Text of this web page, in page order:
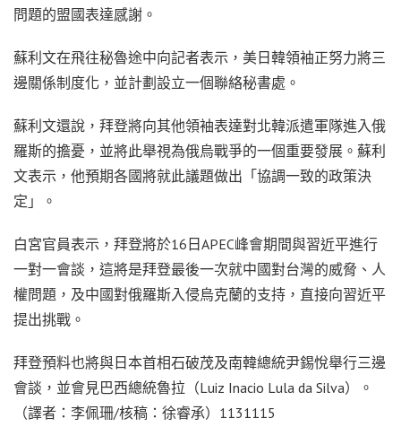
問題的盟國表達感謝。
蘇利文在飛往秘魯途中向記者表示，美日韓領袖正努力將三
邊關係制度化，並計劃設立一個聯絡秘書處。
蘇利文還說，拜登將向其他領袖表達對北韓派遣軍隊進入俄
羅斯的擔憂，並將此舉視為俄烏戰爭的一個重要發展。蘇利
文表示，他預期各國將就此議題做出「協調一致的政策決
定」。
白宮官員表示，拜登將於16日APEC峰會期間與習近平進行
一對一會談，這將是拜登最後一次就中國對台灣的威脅、人
權問題，及中國對俄羅斯入侵烏克蘭的支持，直接向習近平
提出挑戰。
拜登預料也將與日本首相石破茂及南韓總統尹錫悅舉行三邊
會談，並會見巴西總統魯拉（Luiz Inacio Lula da Silva）。
（譯者：李佩珊/核稿：徐睿承）1131115